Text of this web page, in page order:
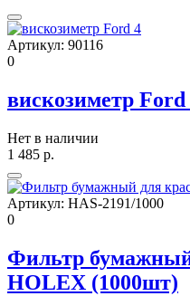
Артикул: 90116
0
вискозиметр Ford
Нет в наличии
1 485 р.
Артикул: HAS-2191/1000
0
Фильтр
HOLEX (1000шт)